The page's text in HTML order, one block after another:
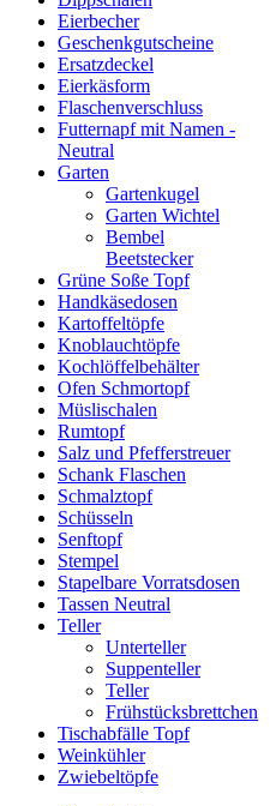
Eierbecher
Geschenkgutscheine
Ersatzdeckel
Eierkäsform
Flaschenverschluss
Futternapf mit Namen -
Neutral
Garten
Gartenkugel
Garten Wichtel
Bembel
Beetstecker
Grüne Soße Topf
Handkäsedosen
Kartoffeltöpfe
Knoblauchtöpfe
Kochlöffelbehälter
Ofen Schmortopf
Müslischalen
Rumtopf
Salz und Pfefferstreuer
Schank Flaschen
Schmalztopf
Schüsseln
Senftopf
Stempel
Stapelbare Vorratsdosen
Tassen Neutral
Teller
Unterteller
Suppenteller
Teller
Frühstücksbrettchen
Tischabfälle Topf
Weinkühler
Zwiebeltöpfe